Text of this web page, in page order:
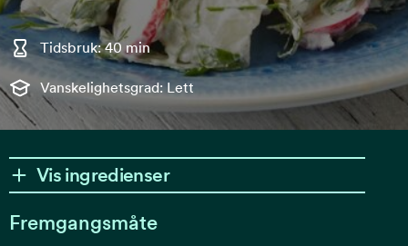
Tidsbruk: 40 min
Vanskelighetsgrad: Lett
Vis ingredienser
Fremgangsmåte